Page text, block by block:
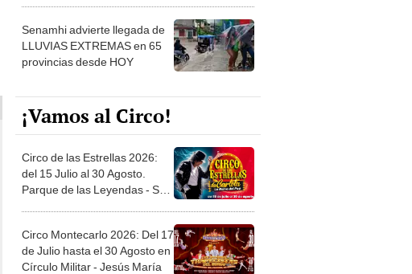
Senamhi advierte llegada de
LLUVIAS EXTREMAS en 65
provincias desde HOY
¡Vamos al Circo!
Circo de las Estrellas 2026:
del 15 Julio al 30 Agosto.
Parque de las Leyendas - San
Circo Montecarlo 2026: Del 17
de Julio hasta el 30 Agosto en
Círculo Militar - Jesús María